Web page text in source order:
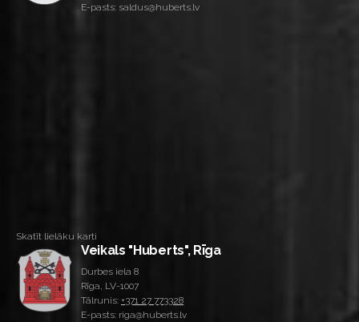
E-pasts: saldus@huberts.lv
Skatīt lielāku karti
Veikals "Huberts", Rīga
Durbes iela 8
Rīga, LV-1007
Tālrunis: +371 27 773328
E-pasts: riga@huberts.lv